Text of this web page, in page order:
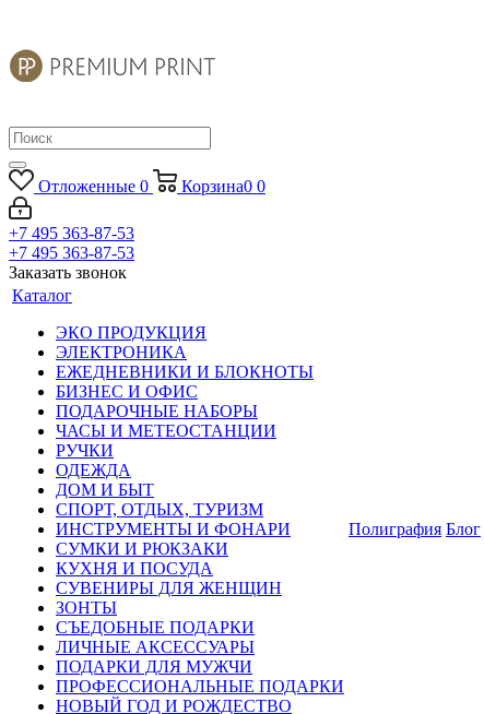
Отложенные 0 Корзина0 0
+7 495 363-87-53
+7 495 363-87-53
Заказать звонок
Каталог
ЭКО ПРОДУКЦИЯ
ЭЛЕКТРОНИКА
ЕЖЕДНЕВНИКИ И БЛОКНОТЫ
БИЗНЕС И ОФИС
ПОДАРОЧНЫЕ НАБОРЫ
ЧАСЫ И МЕТЕОСТАНЦИИ
РУЧКИ
ОДЕЖДА
ДОМ И БЫТ
СПОРТ, ОТДЫХ, ТУРИЗМ
ИНСТРУМЕНТЫ И ФОНАРИ
СУМКИ И РЮКЗАКИ
КУХНЯ И ПОСУДА
СУВЕНИРЫ ДЛЯ ЖЕНЩИН
ЗОНТЫ
СЪЕДОБНЫЕ ПОДАРКИ
ЛИЧНЫЕ АКСЕССУАРЫ
ПОДАРКИ ДЛЯ МУЖЧИ
ПРОФЕССИОНАЛЬНЫЕ ПОДАРКИ
НОВЫЙ ГОД И РОЖДЕСТВО
Полиграфия Блог